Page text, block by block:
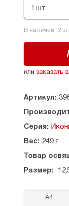
Страна
1 шт.
В наличии: 2
или заказать
Артикул:
Серия:
Вес: 249 г
Товар
Размер:
А4